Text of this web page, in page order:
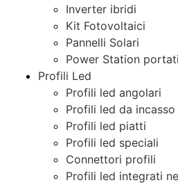
Inverter ibridi
Kit Fotovoltaici
Pannelli Solari
Power Station
Profili Led
Profili led angolari
Profili led da incasso
Profili led piatti
Profili led speciali
Connettori profili
Profili led integrati